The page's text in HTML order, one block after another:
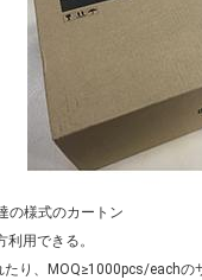
のカートン
用できる。
、MOQ≥1000pcs/eachの